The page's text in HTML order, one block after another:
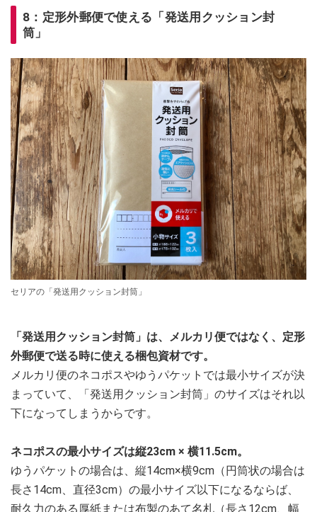
8：定形外郵便で使える「発送用クッション封
筒」
セリアの「発送用クッション封筒」
「発送用クッション封筒」は、メルカリ便ではなく、定形
外郵便で送る時に使える梱包資材です。
メルカリ便のネコポスやゆうパケットでは最小サイズが決
まっていて、「発送用クッション封筒」のサイズはそれ以
下になってしまうからです。
ネコポスの最小サイズは縦23cm × 横11.5cm。
ゆうパケットの場合は、縦14cm×横9cm（円筒状の場合は
長さ14cm、直径3cm）の最小サイズ以下になるならば、
耐久力のある厚紙または布製のあて名札（長さ12cm、幅